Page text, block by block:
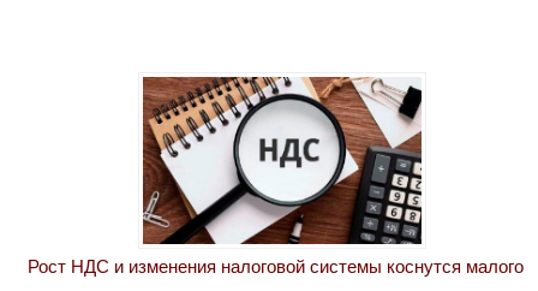
Рост НДС и изменения налоговой системы коснутся малого